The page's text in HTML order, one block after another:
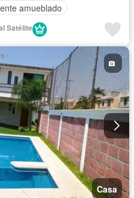
amueblado
Satélite
Casa